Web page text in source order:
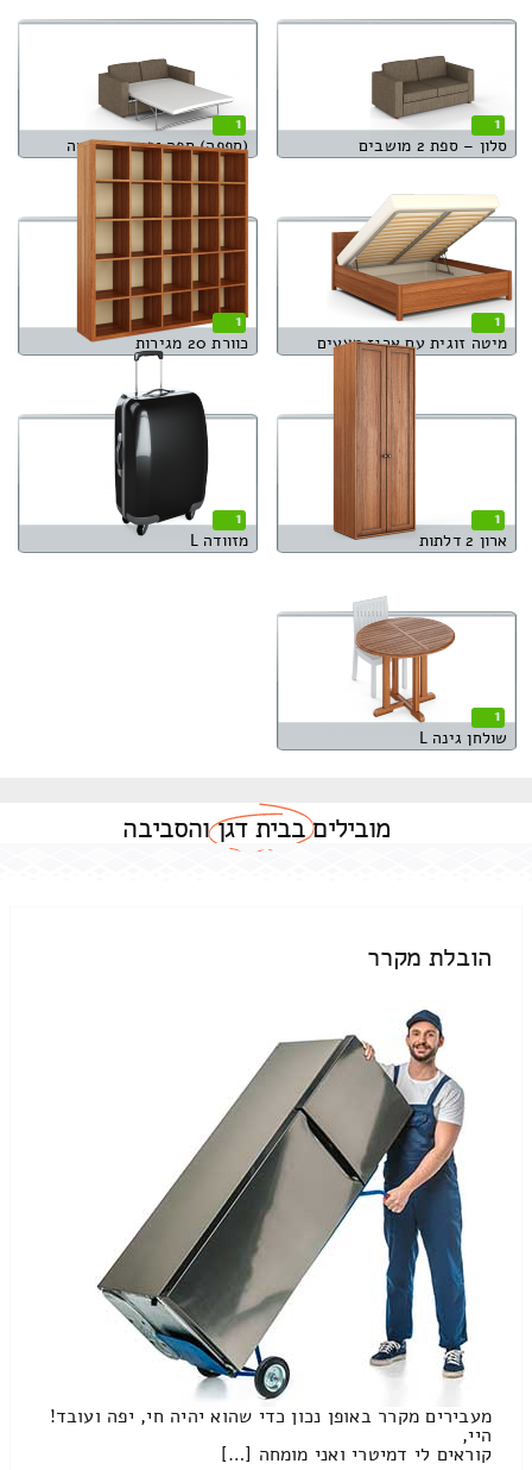
1
סלון – ספת 2 מושבים
1
(ספפה) ספה נפתחת למיטה
1
מיטה זוגית עם ארגז מצעים
1
כוורת 20 מגירות
1
ארון 2 דלתות
1
מזוודה L
1
שולחן גינה L
מוביליםבבית דגןוהסביבה
הובלת מקרר
מעבירים מקרר באופן נכון כדי שהוא יהיה חי, יפה ועובד!
היי,
קוראים לי דמיטרי ואני מומחה […]